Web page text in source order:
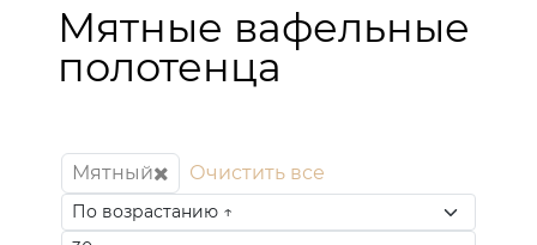
Мятные вафельные
полотенца
Мятный Очистить все